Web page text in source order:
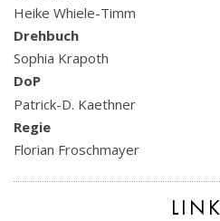
Heike Whiele-Timm
Drehbuch
Sophia Krapoth
DoP
Patrick-D. Kaethner
Regie
Florian Froschmayer